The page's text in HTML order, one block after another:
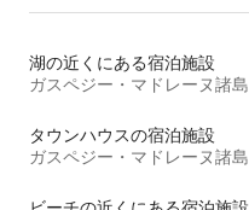
湖の近くにある宿泊施設
タウンハウスの宿泊施設